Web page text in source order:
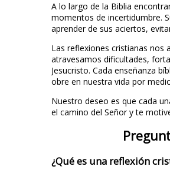
A lo largo de la Biblia
momentos de incertidumbre.
aprender de sus aciertos,
Las reflexiones cristianas nos
atravesamos dificultades,
Jesucristo. Cada enseñanza
obre en nuestra vida por
Nuestro deseo es que cada
el camino del Señor y te
¿Qué es una reflexión